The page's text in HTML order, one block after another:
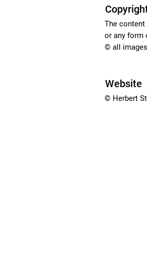
The
or any form
© all
Website
© Herbert